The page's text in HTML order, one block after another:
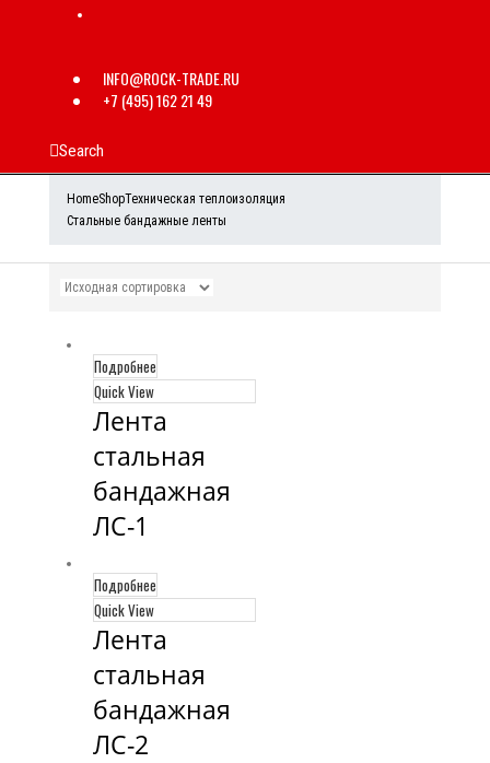
INFO@ROCK-TRADE.RU
+7 (495) 162 21 49
Search
HomeShopТехническая теплоизоляция
Стальные бандажные ленты
Подробнее
Quick View
Лента
стальная
бандажная
ЛС-1
Подробнее
Quick View
Лента
стальная
бандажная
ЛС-2